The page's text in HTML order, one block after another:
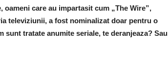
care au impartasit cum „The Wire”,
televiziunii, a fost nominalizat doar pentru o
sunt tratate anumite seriale, te deranjeaza? Sau